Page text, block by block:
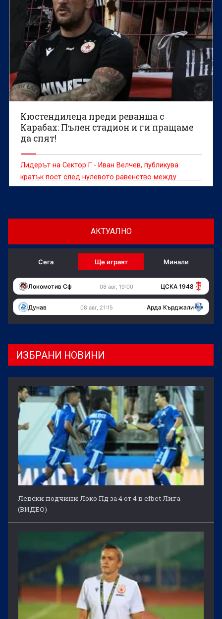
Кюстендилеца преди реванша с
Карабах: Пълен стадион и ги пращаме
да спят!
Лидерът на Сектор Г - Иван Велчев, публикува
кратък пост след нулевото равенство между
Карабах и ЦСКА в Баку снощи
АКТУАЛНО
Сега Ще играят Минали
Локомотив Сф 08 авг, 19:00 ЦСКА 1948
Дунав 08 авг, 21:15 Арда Кърджали
ИЗБРАНИ НОВИНИ
Левски подчини Локо Пд за 4 от 4 в efbet Лига
(ВИДЕО)